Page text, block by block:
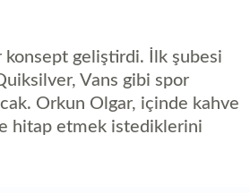
konsept geliştirdi. İlk şubesi
Vans gibi spor
Orkun Olgar, içinde kahve
hitap etmek istediklerini